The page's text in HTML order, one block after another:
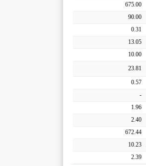
675.00
90.00
0.31
13.05
10.00
23.81
0.57
-
1.96
2.40
672.44
10.23
2.39